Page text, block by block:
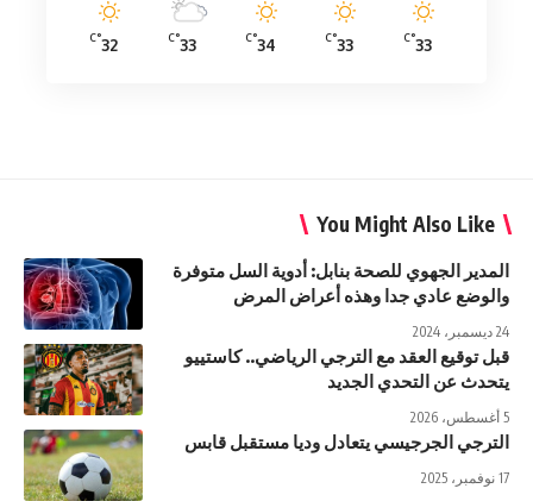
33
°C
33
°C
34
°C
33
°C
32
°C
You Might Also Like
المدير الجهوي للصحة بنابل: أدوية السل متوفرة
والوضع عادي جدا وهذه أعراض المرض
24 ديسمبر، 2024
قبل توقيع العقد مع الترجي الرياضي.. كاستييو
يتحدث عن التحدي الجديد
5 أغسطس، 2026
الترجي الجرجيسي يتعادل وديا مستقبل قابس
17 نوفمبر، 2025